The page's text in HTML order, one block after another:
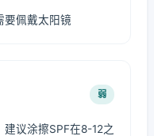
要佩戴太阳镜
弱
议涂擦SPF在8-12之